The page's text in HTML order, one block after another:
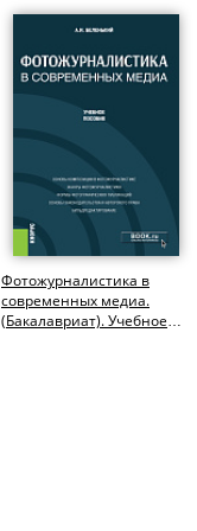
Фотожурналистика в
современных медиа.
(Бакалавриат). Учебное